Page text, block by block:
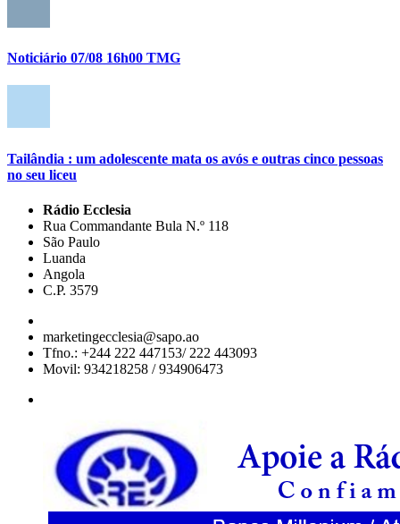
Noticiário 07/08 16h00 TMG
Tailândia : um adolescente mata os avós e outras cinco pessoas
no seu liceu
Rádio Ecclesia
Rua Commandante Bula N.º 118
São Paulo
Luanda
Angola
C.P. 3579
marketingecclesia@sapo.ao
Tfno.: +244 222 447153/ 222 443093
Movil: 934218258 / 934906473